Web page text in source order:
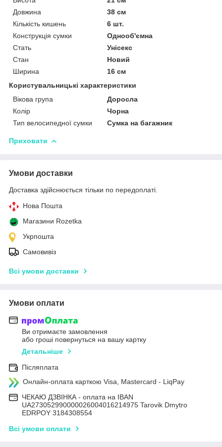
Довжина
38 см
Кількість кишень
6 шт.
Конструкція сумки
Однооб'ємна
Стать
Унісекс
Стан
Новий
Ширина
16 см
Користувальницькі характеристики
Вікова група
Доросла
Колір
Чорна
Тип велосипедної сумки
Сумка на багажник
Приховати
Умови доставки
Доставка здійснюється тільки по передоплаті.
Нова Пошта
Магазини Rozetka
Укрпошта
Самовивіз
Всі умови доставки
Умови оплати
Ви отримаєте замовлення
або гроші повернуться на вашу картку
Детальніше
Післяплата
Онлайн-оплата карткою Visa, Mastercard - LiqPay
ЧЕКАЮ ДЗВІНКА - оплата на IBAN
UA273052990000026004016214975 Tarovik Dmytro
EDRPOY 3184308554
Всі умови оплати